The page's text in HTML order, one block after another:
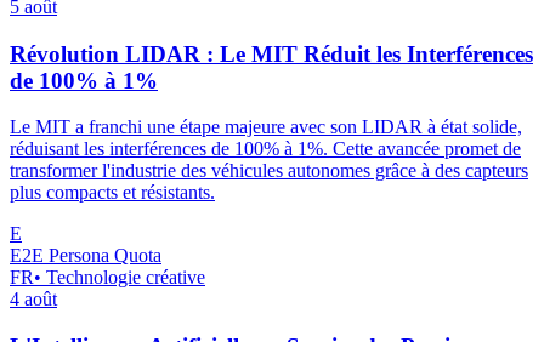
5 août
Révolution LIDAR : Le MIT Réduit les Interférences
de 100% à 1%
Le MIT a franchi une étape majeure avec son LIDAR à état solide,
réduisant les interférences de 100% à 1%. Cette avancée promet de
transformer l'industrie des véhicules autonomes grâce à des capteurs
plus compacts et résistants.
E
E2E Persona Quota
FR• Technologie créative
4 août